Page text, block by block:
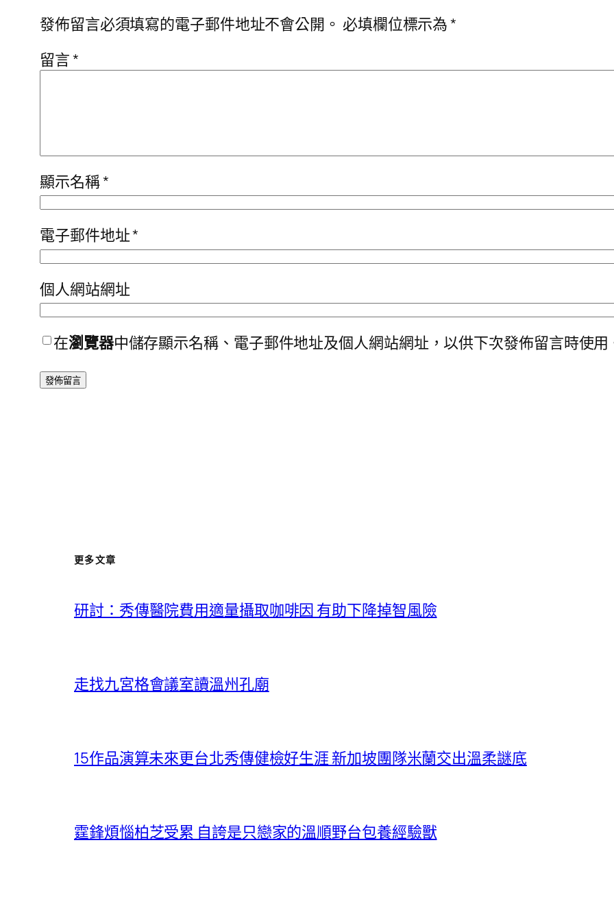
發佈留言必須填寫的電子郵件地址不會公開。 必填欄位標示為*
留言*
顯示名稱*
電子郵件地址*
個人網站網址
在瀏覽器中儲存顯示名稱、電子郵件地址及個人網站網址，以供下次發佈留言時使用
更多文章
研討：秀傳醫院費用適量攝取咖啡因 有助下降掉智風險
走找九宮格會議室讀溫州孔廟
15作品演算未來更台北秀傳健檢好生涯 新加坡團隊米蘭交出溫柔謎底
霆鋒煩惱柏芝受累 自誇是只戀家的溫順野台包養經驗獸